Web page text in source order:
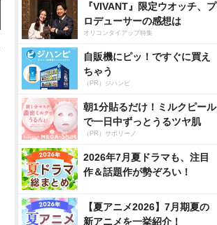
『VIVANT』限定ウオッチ、プ
ロデューサーの感想は
オリコンタイアップ特集
自販機にピッ！ですぐに買え
ちゃう
（PR）ジハンピ
朝1分貼るだけ！ミルクピール
で一日中ずっとうるツヤ肌
（PR）サボリーノ
2026年7月夏ドラマも、注目
作＆話題作が勢ぞろい！
【夏アニメ2026】7月期夏の
新アニメを一挙紹介！